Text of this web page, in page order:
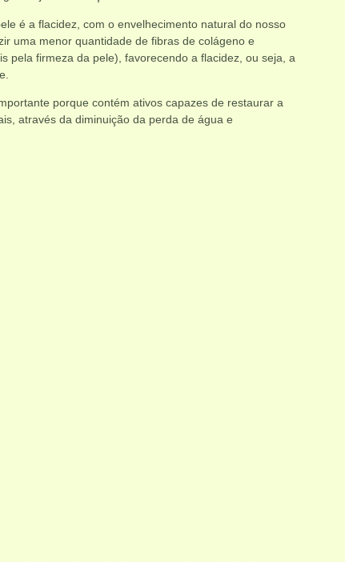
é a flacidez, com o envelhecimento natural do nosso
uma menor quantidade de fibras de colágeno e
pela firmeza da pele), favorecendo a flacidez, ou seja, a
porque contém ativos capazes de restaurar a
através da diminuição da perda de água e